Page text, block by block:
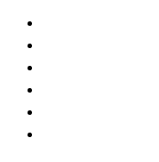
Zum
Inhalt
springen